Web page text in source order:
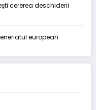
cererea deschiderii
european